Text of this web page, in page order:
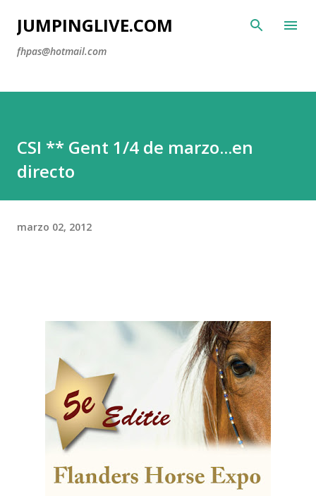
Ir al contenido principal
JUMPINGLIVE.COM
fhpas@hotmail.com
CSI ** Gent 1/4 de marzo...en
directo
marzo 02, 2012